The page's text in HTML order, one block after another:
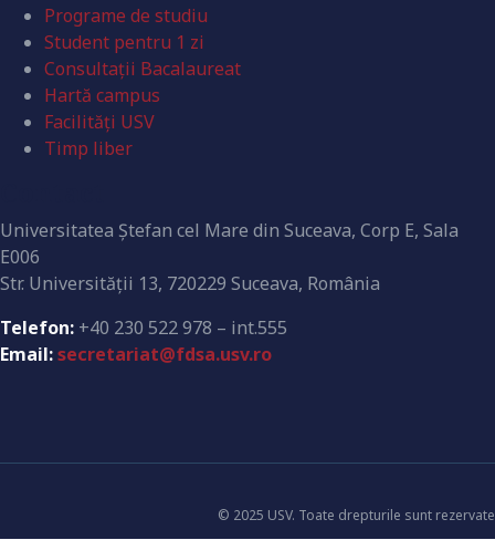
Programe de studiu
Student pentru 1 zi
Consultații Bacalaureat
Hartă campus
Facilități USV
Timp liber
Universitatea Ştefan cel Mare din Suceava, Corp E, Sala
E006
Str. Universităţii 13, 720229 Suceava, România
Telefon: +40 230 522 978 – int.555
Email:secretariat@fdsa.usv.ro
© 2025 USV. Toate drepturile sunt rezervate